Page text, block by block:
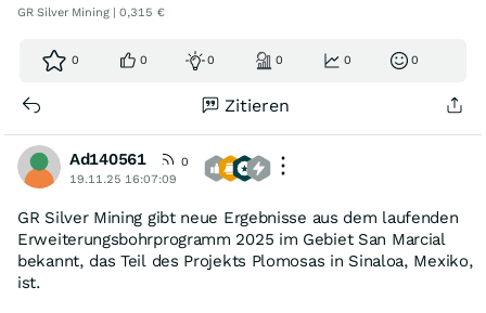
GR Silver Mining | 0,315 €
0 0 0 0 0 0
Zitieren
Ad140561
0
19.11.25 16:07:09
GR Silver Mining gibt neue Ergebnisse aus dem laufenden
Erweiterungsbohrprogramm 2025 im Gebiet San Marcial
bekannt, das Teil des Projekts Plomosas in Sinaloa, Mexiko,
ist.